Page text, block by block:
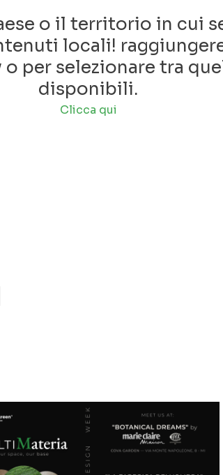
o il territorio in cui
locali!
per selezionare tra
disponibili.
Clicca qui
e all'attenzione per
Milan Design Week 2021.
installazione
fulcro della propria ricerca.
modo a pieno titolo nel
più concrete.